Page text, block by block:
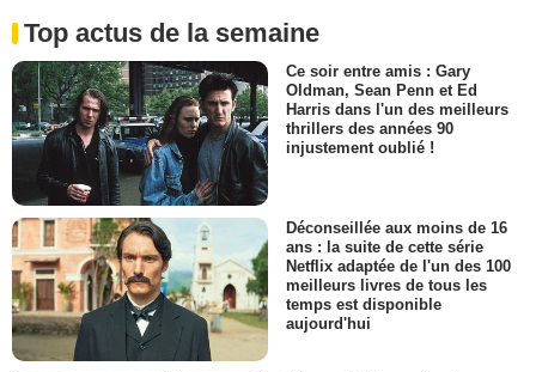
Top actus de la semaine
Ce soir entre amis : Gary
Oldman, Sean Penn et Ed
Harris dans l'un des meilleurs
thrillers des années 90
injustement oublié !
Déconseillée aux moins de 16
ans : la suite de cette série
Netflix adaptée de l'un des 100
meilleurs livres de tous les
temps est disponible
aujourd'hui